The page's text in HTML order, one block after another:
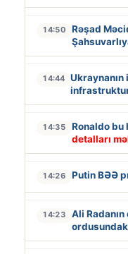
14:50
Rəşad
14:44
14:35 Ronaldo bu
detalları
14:26 Putin BƏƏ
14:23
Ali